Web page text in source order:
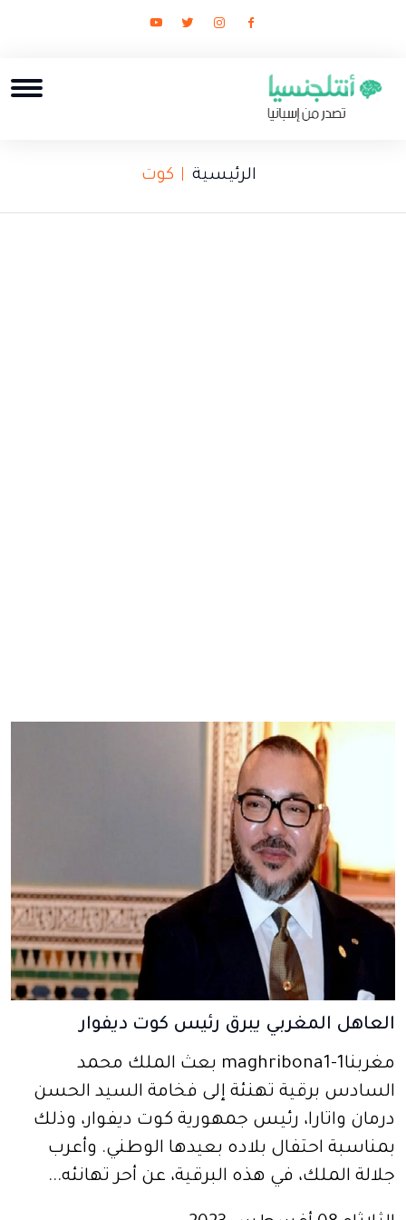
الرئيسية كوت
العاهل المغربي يبرق رئيس كوت ديفوار
مغربنا1-maghribona1 بعث الملك محمد
السادس برقية تهنئة إلى فخامة السيد الحسن
درمان واتارا، رئيس جمهورية كوت ديفوار، وذلك
بمناسبة احتفال بلاده بعيدها الوطني. وأعرب
جلالة الملك، في هذه البرقية، عن أحر تهانئه...